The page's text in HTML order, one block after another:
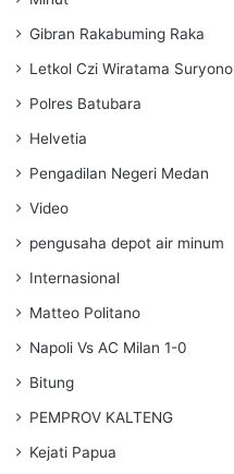
Gibran Rakabuming Raka
Letkol Czi Wiratama Suryono
Polres Batubara
Helvetia
Pengadilan Negeri Medan
Video
pengusaha depot air minum
Internasional
Matteo Politano
Napoli Vs AC Milan 1-0
Bitung
PEMPROV KALTENG
Kejati Papua